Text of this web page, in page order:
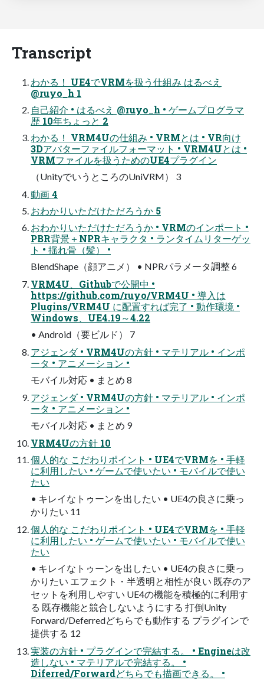
Transcript
わかる！ UE4でVRMを扱う仕組み はるべえ
@ruyo_h 1
自己紹介 • はるべえ @ruyo_h • ゲームプログラマ
歴 10年ちょっと 2
わかる！ VRM4Uの仕組み • VRMとは • VR向け
3Dアバターファイルフォーマット • VRM4Uとは •
VRMファイルを扱うためのUE4プラグイン
（UnityでいうところのUniVRM） 3
動画 4
おわかりいただけただろうか 5
おわかりいただけただろうか • VRMのインポート •
PBR背景＋NPRキャラクタ • ランタイムリターゲッ
ト • 揺れ骨（髪） •
BlendShape（顔アニメ） • NPRパラメータ調整 6
VRM4U、Githubで公開中 •
https://github.com/ruyo/VRM4U • 導入は
Plugins/VRM4U に配置すれば完了 • 動作環境 •
Windows、UE4.19～4.22
• Android（要ビルド） 7
アジェンダ • VRM4Uの方針 • マテリアル • インポ
ータ • アニメーション •
モバイル対応 • まとめ 8
アジェンダ • VRM4Uの方針 • マテリアル • インポ
ータ • アニメーション •
モバイル対応 • まとめ 9
VRM4Uの方針 10
個人的な こだわりポイント • UE4でVRMを • 手軽
に利用したい • ゲームで使いたい • モバイルで使い
たい
• キレイなトゥーンを出したい • UE4の良さに乗っ
かりたい 11
個人的な こだわりポイント • UE4でVRMを • 手軽
に利用したい • ゲームで使いたい • モバイルで使い
たい
• キレイなトゥーンを出したい • UE4の良さに乗っ
かりたい エフェクト・半透明と相性が良い 既存のア
セットを利用しやすい UE4の機能を積極的に利用す
る 既存機能と競合しないようにする 打倒Unity
Forward/Deferredどちらでも動作する プラグインで
提供する 12
実装の方針 • プラグインで完結する。 • Engineは改
造しない • マテリアルで完結する。 •
Diferred/Forwardどちらでも描画できる。 •